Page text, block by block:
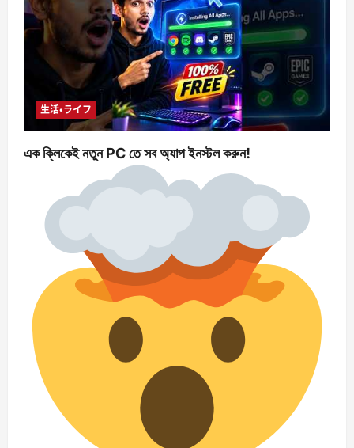
生活・ライフ
এক ক্লিকেই নতুন PC তে সব অ্যাপ ইনস্টল করুন!